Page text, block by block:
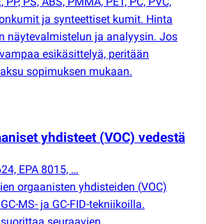
ja synteettiset kumit. Hinta
näytevalmistelun ja analyysin. Jos
esikäsittelyä, peritään
sopimuksen mukaan.
yhdisteet (VOC) vedestä
EPA 8015, …
orgaanisten yhdisteiden (VOC)
MS- ja GC-FID-tekniikoilla.